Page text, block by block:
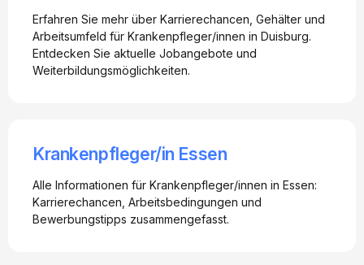
Erfahren Sie mehr über Karrierechancen, Gehälter und
Arbeitsumfeld für Krankenpfleger/innen in Duisburg.
Entdecken Sie aktuelle Jobangebote und
Weiterbildungsmöglichkeiten.
Krankenpfleger/in Essen
Alle Informationen für Krankenpfleger/innen in Essen:
Karrierechancen, Arbeitsbedingungen und
Bewerbungstipps zusammengefasst.